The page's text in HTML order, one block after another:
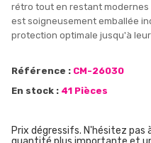
rétro tout en restant modernes
est soigneusement emballée
protection optimale jusqu'à
Référence : CM-26030
En stock : 41 Pièces
Prix dégressifs. N'hésitez